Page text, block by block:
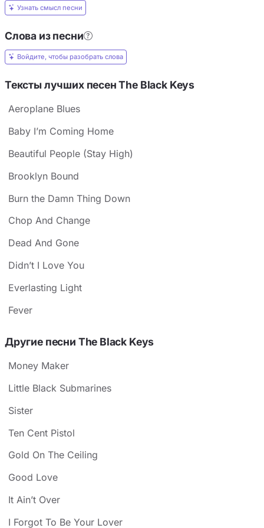
Узнать смысл песни
Слова из песни
Войдите, чтобы разобрать слова
Тексты лучших песен The Black Keys
Aeroplane Blues
Baby I’m Coming Home
Beautiful People (Stay High)
Brooklyn Bound
Burn the Damn Thing Down
Chop And Change
Dead And Gone
Didn’t I Love You
Everlasting Light
Fever
Другие песни The Black Keys
Money Maker
Little Black Submarines
Sister
Ten Cent Pistol
Gold On The Ceiling
Good Love
It Ain’t Over
I Forgot To Be Your Lover